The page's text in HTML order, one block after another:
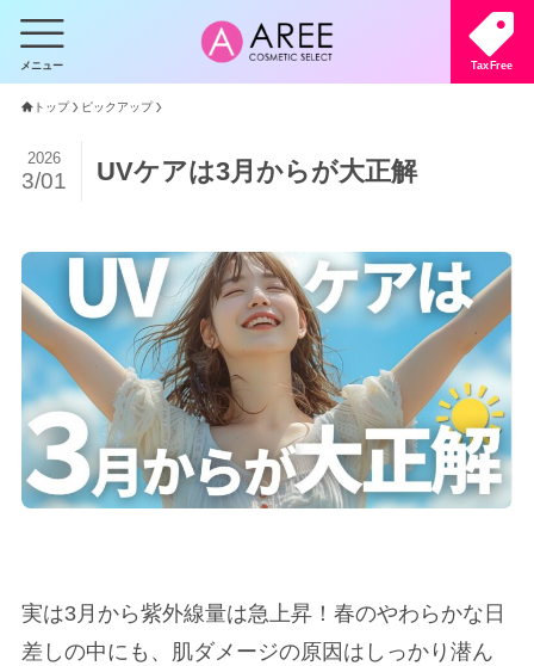
TaxFree
メニュー
トップ ピックアップ
UVケアは3月からが大正解
2026
3/01
実は3月から紫外線量は急上昇！春のやわらかな日
差しの中にも、肌ダメージの原因はしっかり潜ん